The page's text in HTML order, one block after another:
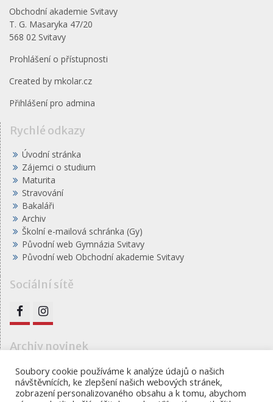
Obchodní akademie Svitavy
T. G. Masaryka 47/20
568 02 Svitavy
Prohlášení o přístupnosti
Created by mkolar.cz
Přihlášení pro admina
Rychlé odkazy
Úvodní stránka
Zájemci o studium
Maturita
Stravování
Bakaláři
Archiv
Školní e-mailová schránka (Gy)
Původní web Gymnázia Svitavy
Původní web Obchodní akademie Svitavy
Sociální sítě
FB IG
Archiv novinek
Archiv
novinek
Soubory cookie používáme k analýze údajů o našich
návštěvnících, ke zlepšení našich webových stránek,
zobrazení personalizovaného obsahu a k tomu, abychom